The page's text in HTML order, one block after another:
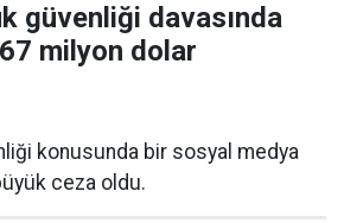
güvenliği davasında
milyon dolar
konusunda bir sosyal medya
ceza oldu.